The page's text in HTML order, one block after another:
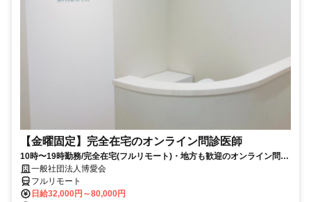
【金曜固定】完全在宅のオンライン問診医師
10時〜19時勤務/完全在宅(フルリモート)・地方も歓迎のオンライン問診
業務一般社団法人博愛会
フルリモート
日給32,000円～80,000円